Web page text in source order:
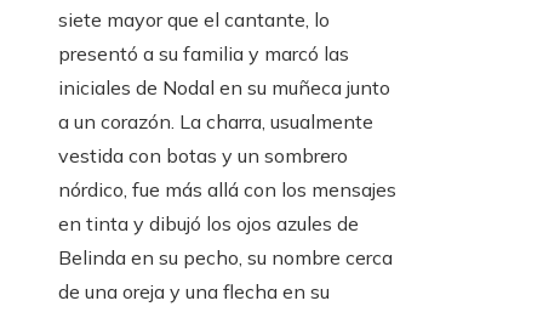
siete mayor que el cantante, lo
presentó a su familia y marcó las
iniciales de Nodal en su muñeca junto
a un corazón. La charra, usualmente
vestida con botas y un sombrero
nórdico, fue más allá con los mensajes
en tinta y dibujó los ojos azules de
Belinda en su pecho, su nombre cerca
de una oreja y una flecha en su